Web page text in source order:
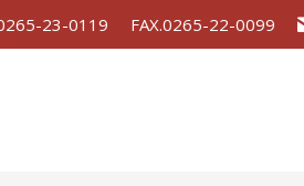
23-0119 FAX.0265-22-0099
出動件数 見学案内 ダウン